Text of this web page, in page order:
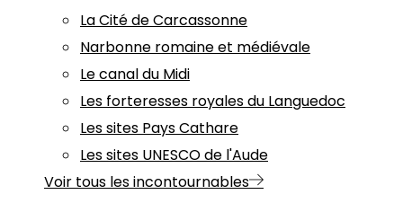
La Cité de Carcassonne
Narbonne romaine et médiévale
Le canal du Midi
Les forteresses royales du Languedoc
Les sites Pays Cathare
Les sites UNESCO de l'Aude
Voir tous les incontournables